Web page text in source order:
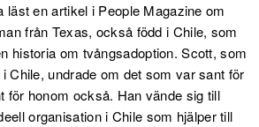
läst en artikel i People Magazine om
från Texas, också född i Chile, som
historia om tvångsadoption. Scott, som
Chile, undrade om det som var sant för
för honom också. Han vände sig till
organisation i Chile som hjälper till